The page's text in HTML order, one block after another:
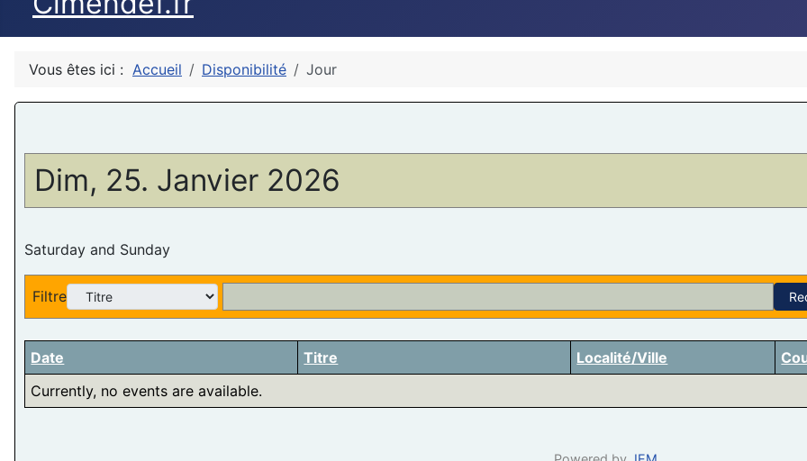
Vous êtes ici : Accueil Disponibilité Jour
Dim, 25. Janvier 2026
Saturday and Sunday
Filtre
Date Titre Localité/Ville
Currently, no events are available.